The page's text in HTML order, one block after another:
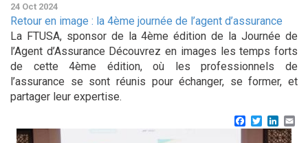
24 Oct 2024
Retour en image : la 4ème journée de l’agent d’assurance
La FTUSA, sponsor de la 4ème édition de la Journée de
l’Agent d’Assurance Découvrez en images les temps forts
de cette 4ème édition, où les professionnels de
l’assurance se sont réunis pour échanger, se former, et
partager leur expertise.
Facebook
Twitter